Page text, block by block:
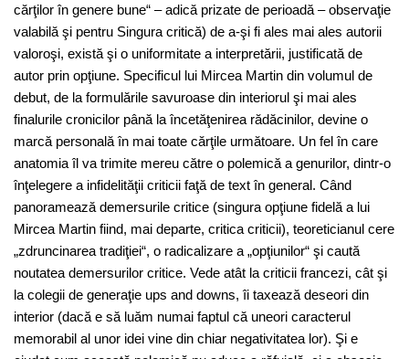
cărţilor în genere bune“ – adică prizate de perioadă – observaţie
valabilă şi pentru Singura critică) de a-şi fi ales mai ales autorii
valoroşi, există şi o uniformitate a interpretării, justificată de
autor prin opţiune. Specificul lui Mircea Martin din volumul de
debut, de la formulările savuroase din interiorul şi mai ales
finalurile cronicilor până la încetăţenirea rădăcinilor, devine o
marcă personală în mai toate cărţile următoare. Un fel în care
anatomia îl va trimite mereu către o polemică a genurilor, dintr-o
înţelegere a infidelităţii criticii faţă de text în general. Când
panoramează demersurile critice (singura opţiune fidelă a lui
Mircea Martin fiind, mai departe, critica criticii), teoreticianul cere
„zdruncinarea tradiţiei“, o radicalizare a „opţiunilor“ şi caută
noutatea demersurilor critice. Vede atât la criticii francezi, cât şi
la colegii de generaţie ups and downs, îi taxează deseori din
interior (dacă e să luăm numai faptul că uneori caracterul
memorabil al unor idei vine din chiar negativitatea lor). Şi e